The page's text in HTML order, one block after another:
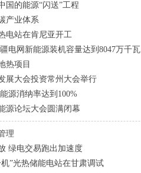
国的能源“闪送”工程
产业体系
电站在肯尼亚开工
电网新能源装机容量达到8047万千瓦
热项目
展大会投资常州大会举行
源消纳率达到100%
源论坛大会圆满闭幕
理
绿电交易跑出加速度
”光热储能电站在甘肃调试